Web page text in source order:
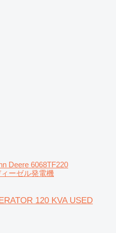
Deere 6068TF220
ーゼル発電機
120 KVA USED